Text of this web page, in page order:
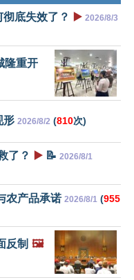
底失效了？ ▶️ 2026/8/3
隆重开
形 2026/8/2 (810次)
了？ ▶️ 📝 2026/8/1
农产品承诺 2026/8/1 (955
反制 🖼️